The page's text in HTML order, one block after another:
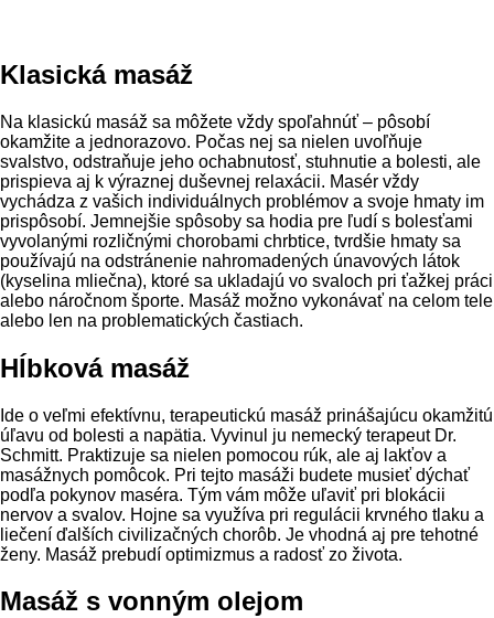
Klasická masáž
Na klasickú masáž sa môžete vždy spoľahnúť – pôsobí
okamžite a jednorazovo. Počas nej sa nielen uvoľňuje
svalstvo, odstraňuje jeho ochabnutosť, stuhnutie a bolesti, ale
prispieva aj k výraznej duševnej relaxácii. Masér vždy
vychádza z vašich individuálnych problémov a svoje hmaty im
prispôsobí. Jemnejšie spôsoby sa hodia pre ľudí s bolesťami
vyvolanými rozličnými chorobami chrbtice, tvrdšie hmaty sa
používajú na odstránenie nahromadených únavových látok
(kyselina mliečna), ktoré sa ukladajú vo svaloch pri ťažkej práci
alebo náročnom športe. Masáž možno vykonávať na celom tele
alebo len na problematických častiach.
Hĺbková masáž
Ide o veľmi efektívnu, terapeutickú masáž prinášajúcu okamžitú
úľavu od bolesti a napätia. Vyvinul ju nemecký terapeut Dr.
Schmitt. Praktizuje sa nielen pomocou rúk, ale aj lakťov a
masážnych pomôcok. Pri tejto masáži budete musieť dýchať
podľa pokynov maséra. Tým vám môže uľaviť pri blokácii
nervov a svalov. Hojne sa využíva pri regulácii krvného tlaku a
liečení ďalších civilizačných chorôb. Je vhodná aj pre tehotné
ženy. Masáž prebudí optimizmus a radosť zo života.
Masáž s vonným olejom